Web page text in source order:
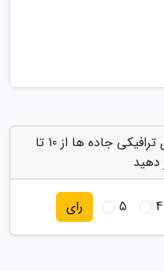
به "راهنمای جامع محدودیت های ترافیکی جاده ها از 10 تا
4
5 رای